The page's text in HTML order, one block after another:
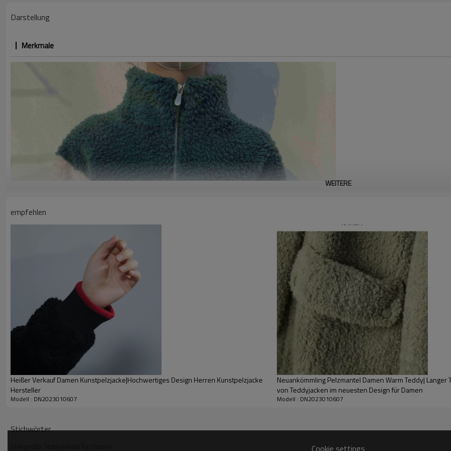
Logo
Darstellung
Merkmale
Neu
| Teddy-Mantel
Teddy-Jacken im
Verpackung:1 Stück im Polybeutel,
Größe:XS-3XL, unterstützt
Hohe Qualität:Hergestellt aus
feuchtigkeitsbeständig,
Anwendung:
Hochwertiges
WEITERE
empfehlen
Heißer Verkauf Damen Kunstpelzjacke|Hochwertiges Design Herren Kunstpelzjacke
Hersteller
Modell : DN2023010607
Neuankömmling Pelzmantel Damen Warm Teddy|
von Teddyjacken im neuesten Design für Damen
Modell : DN2023010607
Stichwörter
Cookie settings